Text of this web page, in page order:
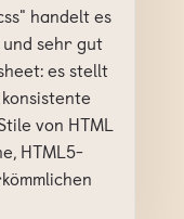
handelt es
sehr gut
es stellt
von HTML
HTML5-